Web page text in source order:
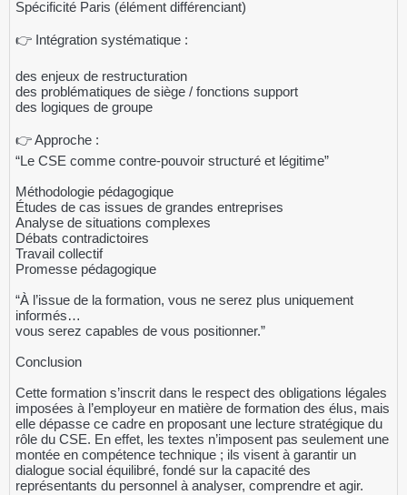
Spécificité Paris (élément différenciant)
👉 Intégration systématique :
des enjeux de restructuration
des problématiques de siège / fonctions support
des logiques de groupe
👉 Approche :
“Le CSE comme contre-pouvoir structuré et légitime”
Méthodologie pédagogique
Études de cas issues de grandes entreprises
Analyse de situations complexes
Débats contradictoires
Travail collectif
Promesse pédagogique
“À l’issue de la formation, vous ne serez plus uniquement
informés…
vous serez capables de vous positionner.”
Conclusion
Cette formation s’inscrit dans le respect des obligations légales
imposées à l’employeur en matière de formation des élus, mais
elle dépasse ce cadre en proposant une lecture stratégique du
rôle du CSE. En effet, les textes n’imposent pas seulement une
montée en compétence technique ; ils visent à garantir un
dialogue social équilibré, fondé sur la capacité des
représentants du personnel à analyser, comprendre et agir.